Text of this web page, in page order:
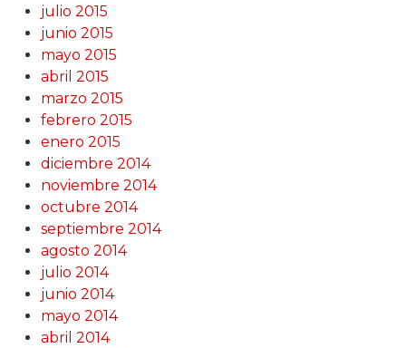
julio 2015
junio 2015
mayo 2015
abril 2015
marzo 2015
febrero 2015
enero 2015
diciembre 2014
noviembre 2014
octubre 2014
septiembre 2014
agosto 2014
julio 2014
junio 2014
mayo 2014
abril 2014